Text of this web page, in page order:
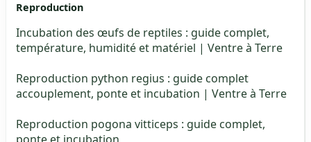
Reproduction
Incubation des œufs de reptiles : guide complet,
température, humidité et matériel | Ventre à Terre
Reproduction python regius : guide complet
accouplement, ponte et incubation | Ventre à Terre
Reproduction pogona vitticeps : guide complet,